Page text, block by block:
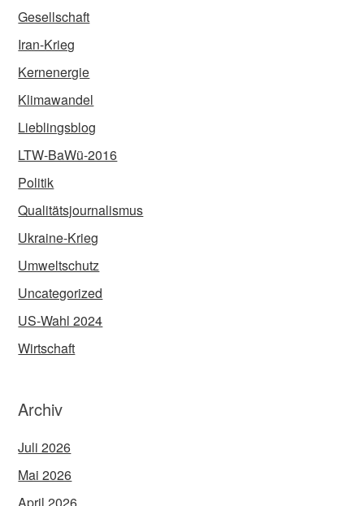
Gesellschaft
Iran-Krieg
Kernenergie
Klimawandel
Lieblingsblog
LTW-BaWü-2016
Politik
Qualitätsjournalismus
Ukraine-Krieg
Umweltschutz
Uncategorized
US-Wahl 2024
Wirtschaft
Archiv
Juli 2026
Mai 2026